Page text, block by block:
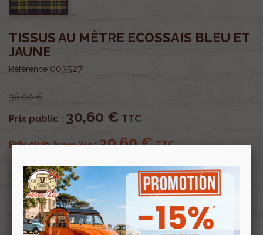
TISSUS AU MÈTRE ECOSSAIS BLEU ET
JAUNE
Référence 003527
36,00 €
Prix public : 30,60 € TTC
Prix clubRenov 2cv:30,60 €TTC
OU PAYER EN
Profitez de prix remisés
avec la Carte clubRenov 2cv